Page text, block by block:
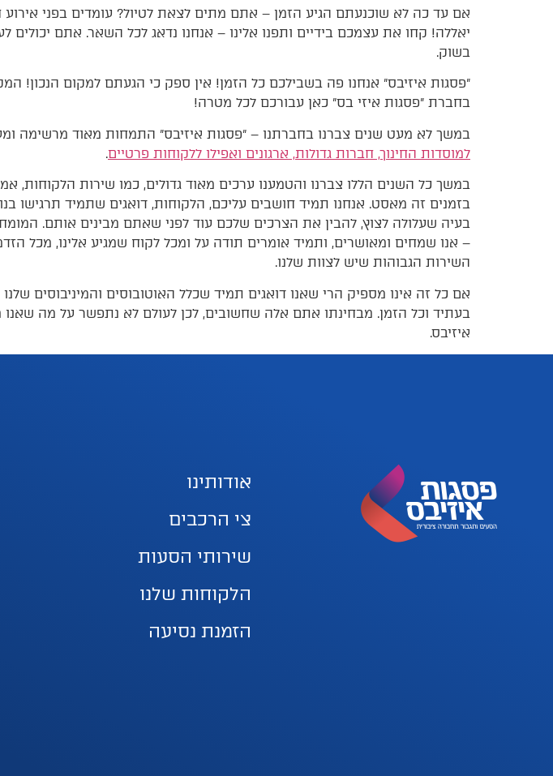
אם עד כה לא שוכנעתם הגיע הזמן – אתם מתים לצאת לטיול? עומדים בפני
יאללה! קחו את עצמכם בידיים ותפנו אלינו – אנחנו נדאג לכל השאר. אתם
בשוק.
״פסגות איזיבס״ אנחנו פה בשבילכם כל הזמן! אין ספק כי הגעתם למקום הנכון!
בחברת ״פסגות איזי בס״ כאן עבורכם לכל מטרה!
במשך לא מעט שנים צברנו בחברתנו – ״פסגות איזיבס״ התמחות מאוד מרשימה
למוסדות החינוך, חברות גדולות, ארגונים ואפילו ללקוחות פרטיים.
במשך כל השנים הללו צברנו והטמענו ערכים מאוד גדולים, כמו שירות הלקוחות,
בזמנים זה מאסט. אנחנו תמיד חושבים עליכם, הלקוחות, דואגים שתמיד תרגישו
בעיה שעלולה לצוץ, להבין את הצרכים שלכם עוד לפני שאתם מבינים אותם.
– אנו שמחים ומאושרים, ותמיד אומרים תודה על ומכל לקוח שמגיע אלינו, מכל
השירות הגבוהות שיש לצוות שלנו.
אם כל זה אינו מספיק הרי שאנו דואגים תמיד שכלל האוטובוסים והמיניבוסים
בעתיד וכל הזמן. מבחינתו אתם אלה שחשובים, לכן לעולם לא נתפשר על מה
איזיבס.
אודותינו
צי הרכבים
שירותי הסעות
הלקוחות שלנו
הזמנת נסיעה